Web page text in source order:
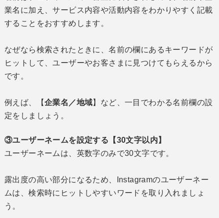
業名に加え、サービス内容や活動内容をわかりやすく記載
することをおすすめします。
なぜなら検索されたときに、名前の欄にあるキーワードが
ヒットして、ユーザーやお客さまに見つけてもらえるから
です。
例えば、【企業名／地域】など、一目でわかる名前欄の設
定をしましょう。
③ユーザーネームを設定する【30文字以内】
ユーザーネームは、英数字のみで30文字です。
露出度の高い部分になるため、Instagramのユーザーネー
ムは、検索時にヒットしやすいワードを取り入れましょ
う。